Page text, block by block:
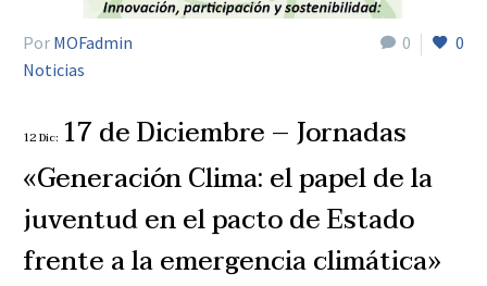
0 0
Por MOFadmin
Noticias
12 Dic: 17 de Diciembre – Jornadas
«Generación Clima: el papel de la
juventud en el pacto de Estado
frente a la emergencia climática»